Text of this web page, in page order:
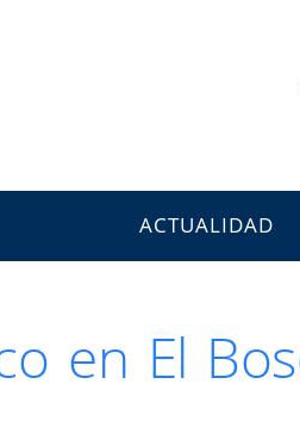
ACTUALIDAD
en El